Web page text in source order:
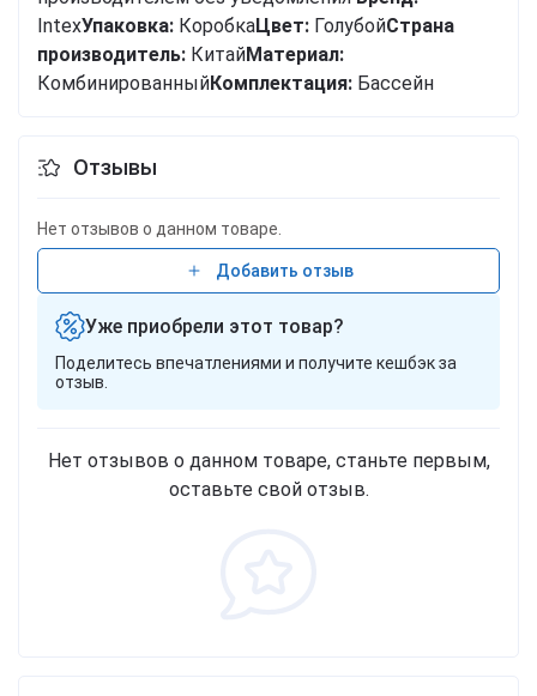
IntexУпаковка: КоробкаЦвет: ГолубойCтрана
производитель: КитайМатериал:
КомбинированныйКомплектация: Бассейн
Отзывы
Нет отзывов о данном товаре.
Добавить отзыв
Уже приобрели этот товар?
Поделитесь впечатлениями и получите кешбэк за
отзыв.
Нет отзывов о данном товаре, станьте первым,
оставьте свой отзыв.